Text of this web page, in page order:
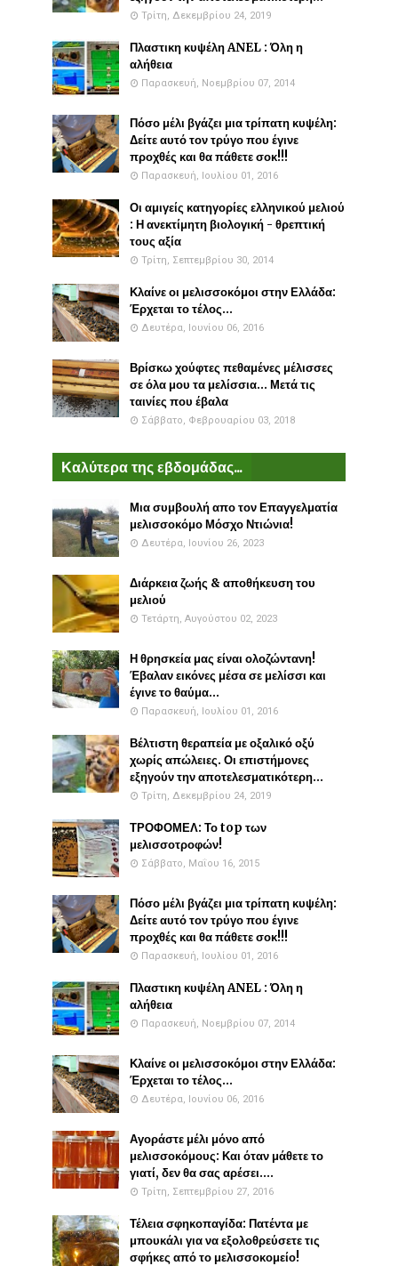
Τρίτη, Δεκεμβρίου 24, 2019
Πλαστικη κυψέλη ANEL : Όλη η
αλήθεια
Παρασκευή, Νοεμβρίου 07, 2014
Πόσο μέλι βγάζει μια τρίπατη κυψέλη:
Δείτε αυτό τον τρύγο που έγινε
προχθές και θα πάθετε σοκ!!!
Παρασκευή, Ιουλίου 01, 2016
Οι αμιγείς κατηγορίες ελληνικού μελιού
: Η ανεκτίμητη βιολογική - θρεπτική
τους αξία
Τρίτη, Σεπτεμβρίου 30, 2014
Κλαίνε οι μελισσοκόμοι στην Ελλάδα:
Έρχεται το τέλος...
Δευτέρα, Ιουνίου 06, 2016
Βρίσκω χούφτες πεθαμένες μέλισσες
σε όλα μου τα μελίσσια... Μετά τις
ταινίες που έβαλα
Σάββατο, Φεβρουαρίου 03, 2018
Καλύτερα της εβδομάδας...
Μια συμβουλή απο τον Επαγγελματία
μελισσοκόμο Μόσχο Ντιώνια!
Δευτέρα, Ιουνίου 26, 2023
Διάρκεια ζωής & αποθήκευση του
μελιού
Τετάρτη, Αυγούστου 02, 2023
Η θρησκεία μας είναι ολοζώντανη!
Έβαλαν εικόνες μέσα σε μελίσσι και
έγινε το θαύμα...
Παρασκευή, Ιουλίου 01, 2016
Βέλτιστη θεραπεία με οξαλικό οξύ
χωρίς απώλειες. Οι επιστήμονες
εξηγούν την αποτελεσματικότερη...
Τρίτη, Δεκεμβρίου 24, 2019
ΤΡΟΦΟΜΕΛ: Το top των
μελισσοτροφών!
Σάββατο, Μαΐου 16, 2015
Πόσο μέλι βγάζει μια τρίπατη κυψέλη:
Δείτε αυτό τον τρύγο που έγινε
προχθές και θα πάθετε σοκ!!!
Παρασκευή, Ιουλίου 01, 2016
Πλαστικη κυψέλη ANEL : Όλη η
αλήθεια
Παρασκευή, Νοεμβρίου 07, 2014
Κλαίνε οι μελισσοκόμοι στην Ελλάδα:
Έρχεται το τέλος...
Δευτέρα, Ιουνίου 06, 2016
Αγοράστε μέλι μόνο από
μελισσοκόμους: Και όταν μάθετε το
γιατί, δεν θα σας αρέσει....
Τρίτη, Σεπτεμβρίου 27, 2016
Τέλεια σφηκοπαγίδα: Πατέντα με
μπουκάλι για να εξολοθρεύσετε τις
σφήκες από το μελισσοκομείο!